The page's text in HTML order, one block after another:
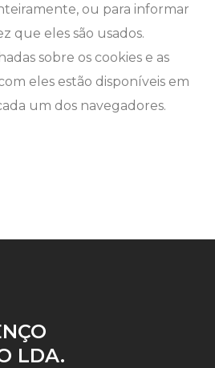
ou para informar
que eles são usados.
sobre os cookies e as
eles estão disponíveis em
um dos navegadores.
LDA.